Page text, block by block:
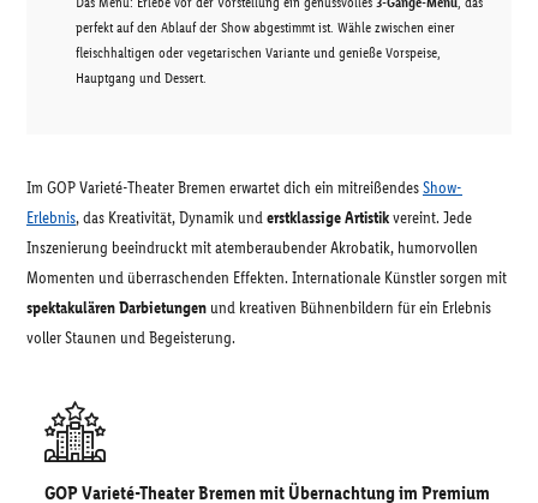
perfekt auf den Ablauf der Show abgestimmt ist. Wähle zwischen einer
fleischhaltigen oder vegetarischen Variante und genieße Vorspeise,
Hauptgang und Dessert.
Im GOP Varieté-Theater Bremen erwartet dich ein mitreißendesShow-
Erlebnis, das Kreativität, Dynamik understklassige Artistikvereint. Jede
Inszenierung beeindruckt mit atemberaubender Akrobatik, humorvollen
Momenten und überraschenden Effekten. Internationale Künstler sorgen mit
spektakulären Darbietungen und kreativen Bühnenbildern für ein Erlebnis
voller Staunen und Begeisterung.
GOP Varieté-Theater Bremen mit Übernachtung im Premium